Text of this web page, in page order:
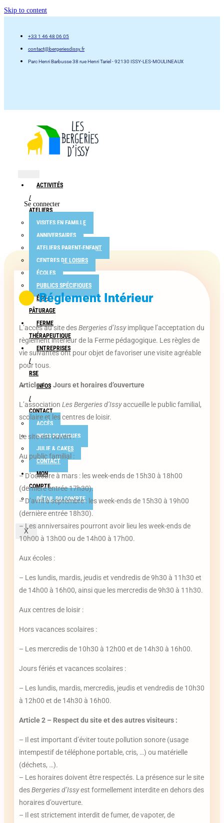
Skip to content
+33 1 46 48 06 05
contact@bergeriesdissy.fr
Parc Henri Barbusse 38 rue Henri Tariel - 92130 ISSY-LES-MOULINEAUX
ACTIVITÉS
/
ATELIERS
VISITES EN FAMILLE
ANNIVERSAIRES
ATELIERS PARENT-ENFANT
CENTRES DE LOISIRS
ÉCOLES
PUBLICS SPÉCIFIQUES
ÉCO-
PÂTURAGE
FERME
THÉRAPEUTIQUE
ENTREPRISES
/
RSE
INFOS
/
CONTACT
ACCÈS
INFOS PRATIQUES
JULIE & CAKES
CONTACT
MON
COMPTE
DÉTAIL DU COMPTE
X
Se connecter
Réglement Intérieur
L’accès au site desBergeries d’Issyimplique l’acceptation du
règlement intérieur de la Ferme pédagogique. Les règles de
vie suivantes ont pour objet de favoriser une visite agréable
pour tous.
Article 1 – Jours et horaires d’ouverture
L’association Les Bergeries d’Issyaccueille le public familial,
scolaire et les centres de loisir.
Le site est ouvert :
Au public familial :
– D’octobre à mars : les week-ends de 15h30 à 18h00
(dernière entrée 17h30).
– D’avril à septembre : les week-ends de 15h30 à 19h00
(dernière entrée 18h30).
– Les anniversaires pourront avoir lieu les week-ends de
10h00 à 13h00 ou de 14h00 à 17h00.
Aux écoles :
– Les lundis, mardis, jeudis et vendredis de 9h30 à 11h30 et
de 14h00 à 16h00, ainsi que les mercredis de 9h30 à 11h30.
Aux centres de loisir :
Hors vacances scolaires :
– Les mercredis de 10h30 à 12h00 et de 14h30 à 16h00.
Jours fériés et vacances scolaires :
– Les lundis, mardis, mercredis, jeudis et vendredis de 10h30
à 12h00 et de 14h30 à 16h00.
Article 2 – Respect du site et des autres visiteurs :
– Il est important d’éviter toute pollution sonore (usage
intempestif de téléphone portable, cris, …) ou matérielle
(déchets, …).
– Les horaires doivent être respectés. La présence sur le site
desBergeries d’Issyest formellement interdite en dehors des
horaires d’ouverture.
– Il est strictement interdit de fumer, de vapoter, de